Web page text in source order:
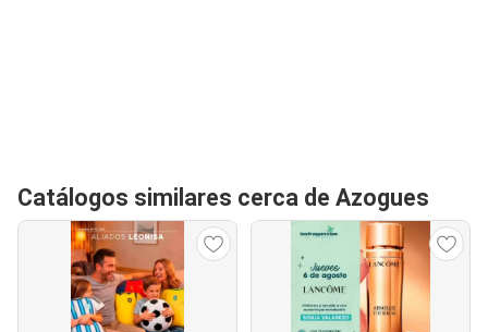
Catálogos similares cerca de Azogues